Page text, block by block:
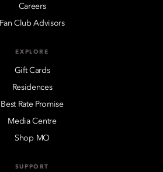
Careers
Fan Club Advisors
EXPLORE
Gift Cards
Residences
Best Rate Promise
Media Centre
Shop MO
SUPPORT